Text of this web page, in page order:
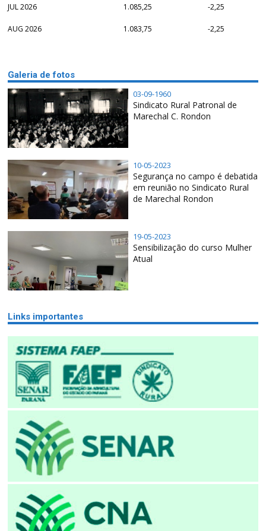
JUL 2026 1.085,25 -2,25
AUG 2026 1.083,75 -2,25
Galeria de fotos
03-09-1960
Sindicato Rural Patronal de
Marechal C. Rondon
10-05-2023
Segurança no campo é debatida
em reunião no Sindicato Rural
de Marechal Rondon
19-05-2023
Sensibilização do curso Mulher
Atual
Links importantes